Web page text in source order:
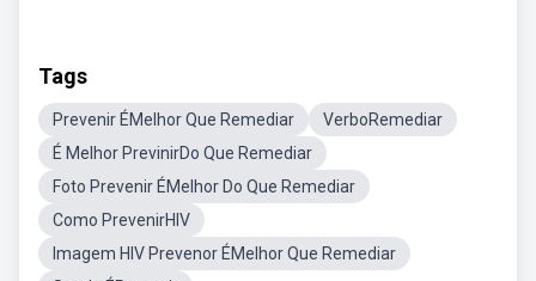
Tags
Prevenir ÉMelhor Que Remediar
VerboRemediar
É Melhor PrevinirDo Que Remediar
Foto Prevenir ÉMelhor Do Que Remediar
Como PrevenirHIV
Imagem HIV Prevenor ÉMelhor Que Remediar